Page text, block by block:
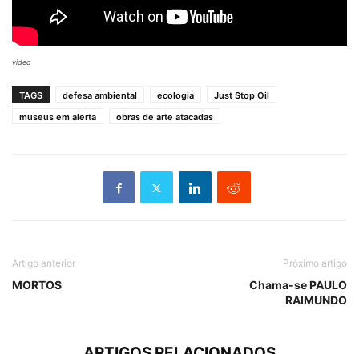
video
TAGS defesa ambiental ecologia
Just Stop Oil
museus em alerta
obras de arte atacadas
Artigo anterior
MORTOS
Próximo artigo
Chama-se PAULO
RAIMUNDO